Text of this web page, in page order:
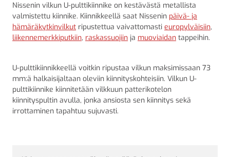
Nissenin vilkun U-pulttikiinnike on kestävästä metallista
valmistettu kiinnike. Kiinnikkeellä saat Nissenin päivä- ja
hämäräkytkinvilkut ripustettua vaivattomasti europylväisiin,
liikennemerkkiputkiin, raskassuojiin ja muoviaidan tappeihin.
U-pulttikiinnikkeellä voitkin ripustaa vilkun maksimissaan 73
mm:ä halkaisijaltaan oleviin kiinnityskohteisiin. Vilkun U-
pulttikiinnike kiinnitetään vilkkuun patterikotelon
kiinnityspultin avulla, jonka ansiosta sen kiinnitys sekä
irrottaminen tapahtuu sujuvasti.